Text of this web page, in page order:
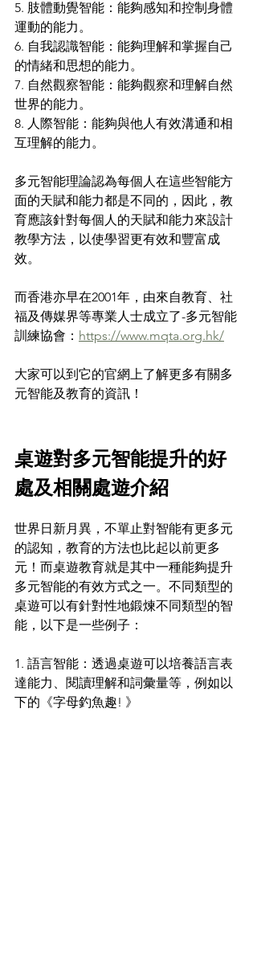
5. 肢體動覺智能：能夠感知和控制身體
運動的能力。
6. 自我認識智能：能夠理解和掌握自己
的情緒和思想的能力。
7. 自然觀察智能：能夠觀察和理解自然
世界的能力。
8. 人際智能：能夠與他人有效溝通和相
互理解的能力。
多元智能理論認為每個人在這些智能方
面的天賦和能力都是不同的，因此，教
育應該針對每個人的天賦和能力來設計
教學方法，以使學習更有效和豐富成
效。
而香港亦早在2001年，由來自教育、社
福及傳媒界等專業人士成立了-多元智能
訓練協會： https://www.mqta.org.hk/
大家可以到它的官網上了解更多有關多
元智能及教育的資訊！
桌遊對多元智能提升的好
處及相關處遊介紹
世界日新月異，不單止對智能有更多元
的認知，教育的方法也比起以前更多
元！而桌遊教育就是其中一種能夠提升
多元智能的有效方式之一。不同類型的
桌遊可以有針對性地鍛煉不同類型的智
能，以下是一些例子：
1. 語言智能：透過桌遊可以培養語言表
達能力、閱讀理解和詞彙量等，例如以
下的《字母釣魚趣! 》